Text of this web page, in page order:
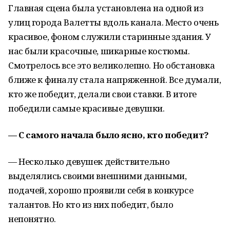
Главная сцена была установлена на одной из
улиц города Валетты вдоль канала. Место очень
красивое, фоном служили старинные здания. У
нас были красочные, шикарные костюмы.
Смотрелось все это великолепно. Но обстановка
ближе к финалу стала напряженной. Все думали,
кто же победит, делали свои ставки. В итоге
победили самые красивые девушки.
— С самого начала было ясно, кто победит?
— Несколько девушек действительно
выделялись своими внешними данными,
подачей, хорошо проявили себя в конкурсе
талантов. Но кто из них победит, было
непонятно.